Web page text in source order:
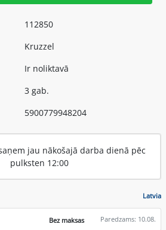
112850
Kruzzel
Ir noliktavā
3 gab.
5900779948204
jau nākošajā darba dienā pēc
pulksten 12:00
Latvia
Bez maksas Paredzams: 10.08.